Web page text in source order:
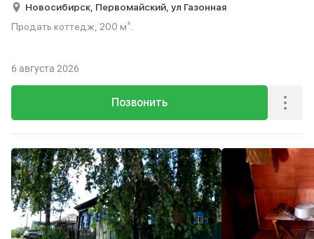
Новосибирск, Первомайский, ул Газонная
Продать коттедж, 200 м².
Позвонить
6 августа 2026